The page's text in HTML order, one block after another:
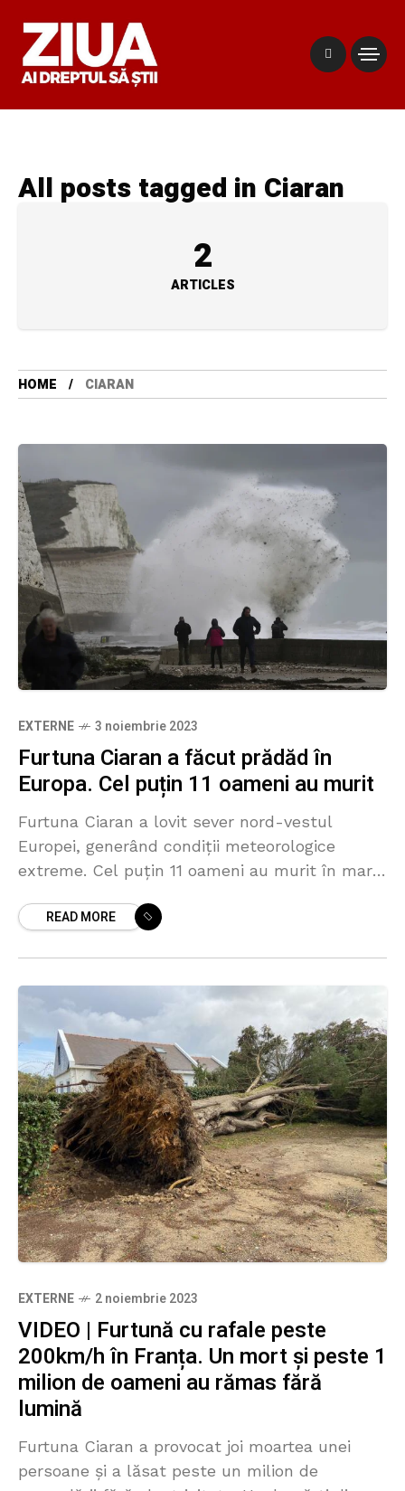
All posts tagged in Ciaran
2
ARTICLES
HOME CIARAN
EXTERNE 3 noiembrie 2023
Furtuna Ciaran a făcut prădăd în
Europa. Cel puțin 11 oameni au murit
Furtuna Ciaran a lovit sever nord-vestul
Europei, generând condiții meteorologice
extreme. Cel puțin 11 oameni au murit în mare
puternice de vânt. În
READ MORE
EXTERNE 2 noiembrie 2023
VIDEO | Furtună cu rafale peste
200km/h în Franța. Un mort și peste 1
milion de oameni au rămas fără
lumină
Furtuna Ciaran a provocat joi moartea unei
persoane și a lăsat peste un milion de